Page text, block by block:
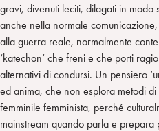
gravi, divenuti leciti, dilagati in modo
anche nella normale
alla guerra reale, normalmente
‘katechon’ che freni e che porti
alternativi di condursi. Un pensiero
ed anima, che non esplora metodi
femminile femminista, perché
mainstream quando parla e